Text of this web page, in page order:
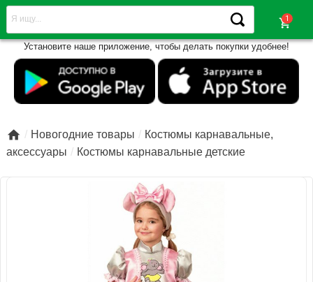
shopping_cart
Установите наше приложение, чтобы делать покупки удобнее!
 Новогодние товары
Костюмы карнавальные,
аксессуары
Костюмы карнавальные детские